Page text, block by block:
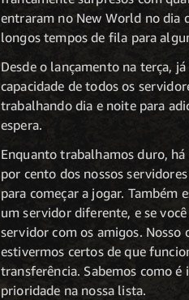
entraram no New World no dia
longos tempos de fila para
Desde o lançamento na terça,
capacidade de todos os
trabalhando dia e noite para
espera.
Enquanto trabalhamos duro,
por cento dos nossos
para começar a jogar.
um servidor diferente, e se
servidor com os amigos. Nosso
estivermos certos de que
transferência. Sabemos como
prioridade na nossa lista.